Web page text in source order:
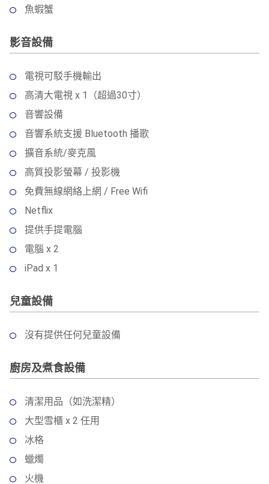
魚蝦蟹
影音設備
電視可駁手機輸出
高清大電視 x 1（超過30寸）
音響設備
音響系統支援 Bluetooth 播歌
擴音系統/麥克風
高質投影螢幕 / 投影機
免費無線網絡上網 / Free Wifi
Netflix
提供手提電腦
電腦 x 2
iPad x 1
兒童設備
沒有提供任何兒童設備
廚房及煮食設備
清潔用品（如洗潔精）
大型雪櫃 x 2 任用
冰格
蠟燭
火機